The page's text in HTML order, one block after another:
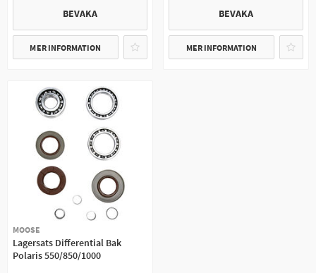
BEVAKA
MER INFORMATION
BEVAKA
MER INFORMATION
MOOSE
Lagersats Differential Bak
Polaris 550/850/1000